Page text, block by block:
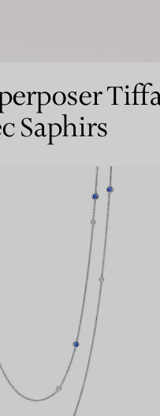
Saphirs